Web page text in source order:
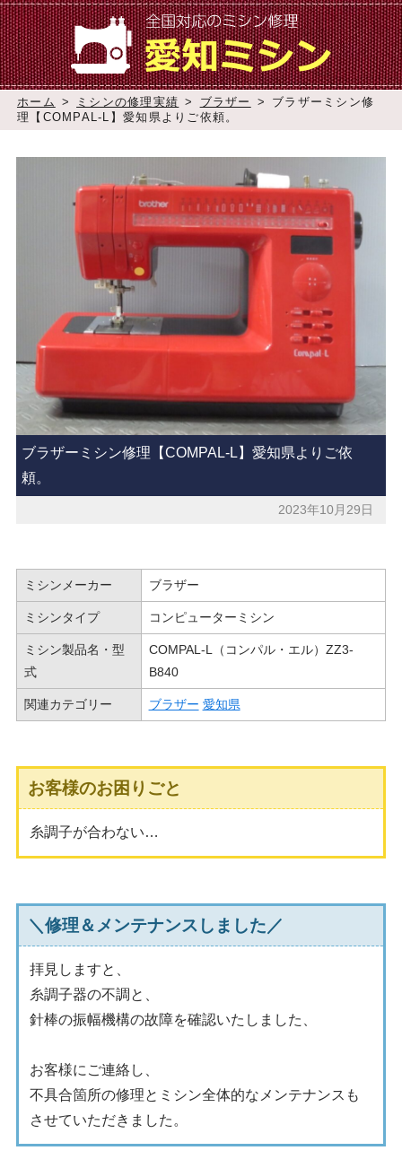
ホーム > ミシンの修理実績 > ブラザー >
ブラザーミシン修
理【COMPAL-L】愛知県よりご依頼。
ブラザーミシン修理【COMPAL-L】愛知県よりご依
頼。
2023年10月29日
ミシンメーカー ブラザー
ミシンタイプ コンピューターミシン
ミシン製品名・型
式
COMPAL-L（コンパル・エル）ZZ3-
B840
関連カテゴリー ブラザー 愛知県
お客様のお困りごと
糸調子が合わない…
＼修理＆メンテナンスしました／
拝見しますと、
糸調子器の不調と、
針棒の振幅機構の故障を確認いたしました、
お客様にご連絡し、
不具合箇所の修理とミシン全体的なメンテナンスも
させていただきました。